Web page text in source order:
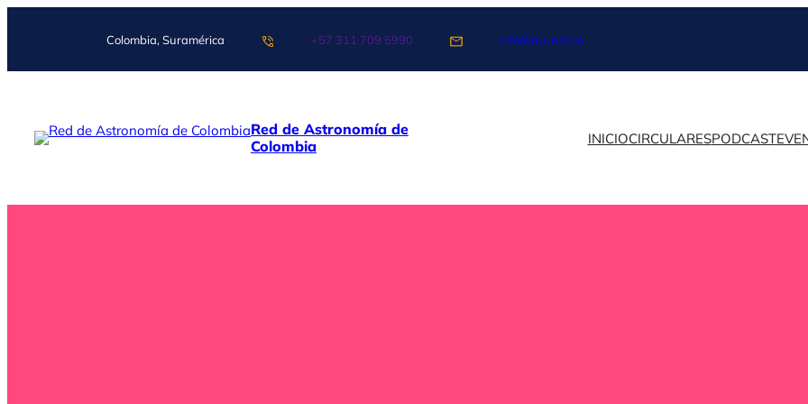
Colombia, Suramérica +57 311 709 5990 info@rac.net.co
Red de Astronomía de
Colombia
INICIOCIRCULARESPODCAST